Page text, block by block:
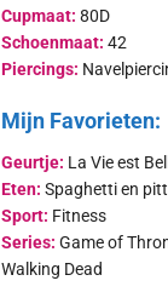
Cupmaat: 80D
Schoenmaat: 42
Piercings:
Mijn Favorieten:
Geurtje: La Vie est
Eten: Spaghetti en
Sport: Fitness
Series: Game of
Walking Dead